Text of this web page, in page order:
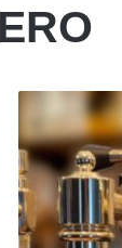
come
funziona
il
tipico
servizio